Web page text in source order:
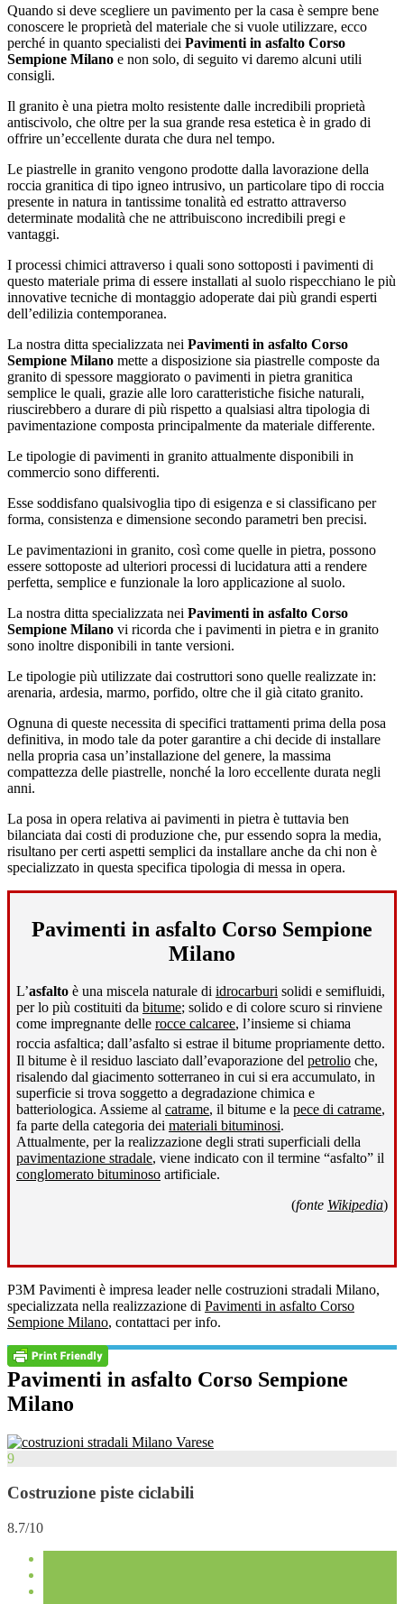
Quando si deve scegliere un pavimento per la casa è sempre bene
conoscere le proprietà del materiale che si vuole utilizzare, ecco
perché in quanto specialisti dei Pavimenti in asfalto Corso
Sempione Milano e non solo, di seguito vi daremo alcuni utili
consigli.
Il granito è una pietra molto resistente dalle incredibili proprietà
antiscivolo, che oltre per la sua grande resa estetica è in grado di
offrire un’eccellente durata che dura nel tempo.
Le piastrelle in granito vengono prodotte dalla lavorazione della
roccia granitica di tipo igneo intrusivo, un particolare tipo di roccia
presente in natura in tantissime tonalità ed estratto attraverso
determinate modalità che ne attribuiscono incredibili pregi e
vantaggi.
I processi chimici attraverso i quali sono sottoposti i pavimenti di
questo materiale prima di essere installati al suolo rispecchiano le più
innovative tecniche di montaggio adoperate dai più grandi esperti
dell’edilizia contemporanea.
La nostra ditta specializzata nei Pavimenti in asfalto Corso
Sempione Milano mette a disposizione sia piastrelle composte da
granito di spessore maggiorato o pavimenti in pietra granitica
semplice le quali, grazie alle loro caratteristiche fisiche naturali,
riuscirebbero a durare di più rispetto a qualsiasi altra tipologia di
pavimentazione composta principalmente da materiale differente.
Le tipologie di pavimenti in granito attualmente disponibili in
commercio sono differenti.
Esse soddisfano qualsivoglia tipo di esigenza e si classificano per
forma, consistenza e dimensione secondo parametri ben precisi.
Le pavimentazioni in granito, così come quelle in pietra, possono
essere sottoposte ad ulteriori processi di lucidatura atti a rendere
perfetta, semplice e funzionale la loro applicazione al suolo.
La nostra ditta specializzata nei Pavimenti in asfalto Corso
Sempione Milano vi ricorda che i pavimenti in pietra e in granito
sono inoltre disponibili in tante versioni.
Le tipologie più utilizzate dai costruttori sono quelle realizzate in:
arenaria, ardesia, marmo, porfido, oltre che il già citato granito.
Ognuna di queste necessita di specifici trattamenti prima della posa
definitiva, in modo tale da poter garantire a chi decide di installare
nella propria casa un’installazione del genere, la massima
compattezza delle piastrelle, nonché la loro eccellente durata negli
anni.
La posa in opera relativa ai pavimenti in pietra è tuttavia ben
bilanciata dai costi di produzione che, pur essendo sopra la media,
risultano per certi aspetti semplici da installare anche da chi non è
specializzato in questa specifica tipologia di messa in opera.
Pavimenti in asfalto Corso Sempione
Milano
L’asfalto è una miscela naturale di idrocarburi solidi e semifluidi,
per lo più costituiti da bitume; solido e di colore scuro si rinviene
come impregnante delle rocce calcaree, l’insieme si chiama
roccia asfaltica; dall’asfalto si estrae il bitume propriamente detto.
Il bitume è il residuo lasciato dall’evaporazione del petrolio che,
risalendo dal giacimento sotterraneo in cui si era accumulato, in
superficie si trova soggetto a degradazione chimica e
batteriologica. Assieme al catrame, il bitume e la pece di catrame,
fa parte della categoria dei materiali bituminosi.
Attualmente, per la realizzazione degli strati superficiali della
pavimentazione stradale, viene indicato con il termine “asfalto” il
conglomerato bituminoso artificiale.
(fonte Wikipedia)
P3M Pavimenti è impresa leader nelle costruzioni stradali Milano,
specializzata nella realizzazione di Pavimenti in asfalto Corso
Sempione Milano, contattaci per info.
Pavimenti in asfalto Corso Sempione
Milano
9
Costruzione piste ciclabili
8.7/10